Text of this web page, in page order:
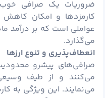
ضروریات یک صرافی
کارمزدها و امکان کاهش
عواملی است که بر درآمد
می‌گذارد.
انعطاف‌پذیری و تنوع ارزها
صرافی‌های پیشرو
می‌کنند و از طیف وسیعی
می‌نمایند. این ویژگی به